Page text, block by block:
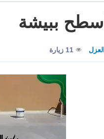
ببيشة
11 زيارة